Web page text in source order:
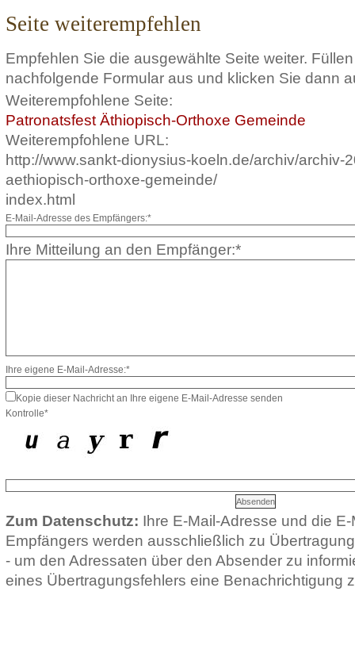
Seite weiterempfehlen
Empfehlen Sie die ausgewählte Seite weiter.
nachfolgende Formular aus und klicken Sie dann
Weiterempfohlene Seite:
Patronatsfest Äthiopisch-Orthoxe Gemeinde
Weiterempfohlene URL:
http://www.sankt-dionysius-koeln.de/archiv/archiv-
aethiopisch-orthoxe-gemeinde/
index.html
E-Mail-Adresse des Empfängers:*
Ihre Mitteilung an den Empfänger:*
Ihre eigene E-Mail-Adresse:*
Kopie dieser Nachricht an Ihre eigene E-Mail-Adresse senden
Kontrolle*
Zum Datenschutz: Ihre E-Mail-Adresse und die
Empfängers werden ausschließlich zu
- um den Adressaten über den Absender zu
eines Übertragungsfehlers eine Benachrichtigung